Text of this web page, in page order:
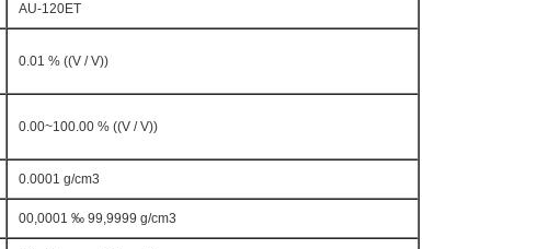
AU-120ET
0.01 % ((V / V))
0.00~100.00 % ((V / V))
0.0001 g/cm3
00,0001 ‰ 99,9999 g/cm3